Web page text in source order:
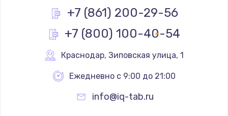
+7 (861) 200-29-56
+7 (800) 100-40-54
Краснодар, Зиповская улица, 1
Ежедневно с 9:00 до 21:00
info@iq-tab.ru